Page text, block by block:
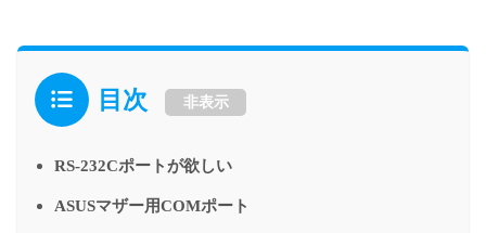
目次 非表示
RS-232Cポートが欲しい
ASUSマザー用COMポート